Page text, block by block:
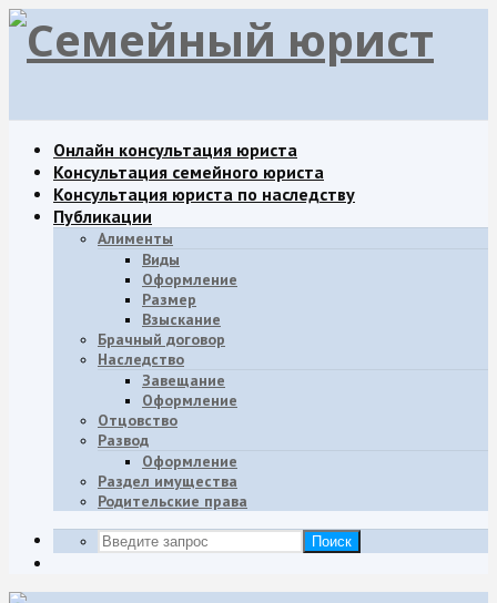
Онлайн консультация юриста
Консультация семейного юриста
Консультация юриста по наследству
Публикации
Алименты
Виды
Оформление
Размер
Взыскание
Брачный договор
Наследство
Завещание
Oформление
Отцовство
Развод
Оформление
Раздел имущества
Родительские права
Поиск